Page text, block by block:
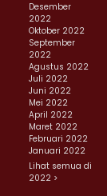
Desember
2022
Oktober 2022
September
2022
Agustus 2022
Juli 2022
Juni 2022
Mei 2022
April 2022
Maret 2022
Februari 2022
Januari 2022
Lihat semua di
2022 >